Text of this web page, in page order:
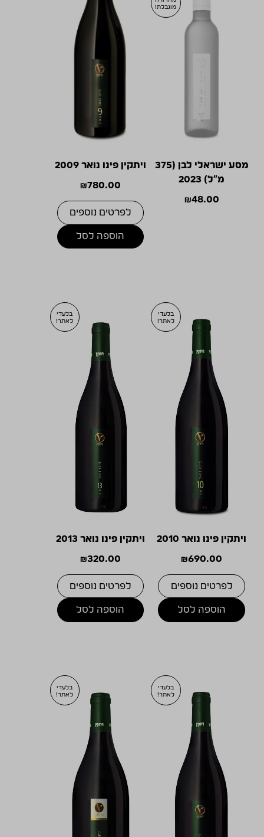
מוגבלת!
מסע ישראלי לבן (375
מ"ל) 2023
₪48.00
ויתקין פינו נואר 2009
₪780.00
לפרטים נוספים
הוספה לסל
בלעדי
לאתר!
ויתקין פינו נואר 2010
₪690.00
לפרטים נוספים
הוספה לסל
בלעדי
לאתר!
ויתקין פינו נואר 2013
₪320.00
לפרטים נוספים
הוספה לסל
בלעדי
לאתר!
בלעדי
לאתר!